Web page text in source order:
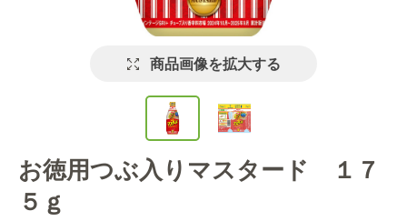
商品画像を拡大する
お徳用つぶ入りマスタード １７
５ｇ